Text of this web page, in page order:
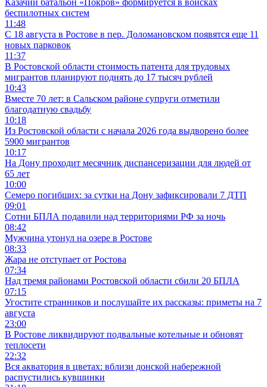
Казачий батальон «Покров» формируется в войсках
беспилотных систем
11:48
С 18 августа в Ростове в пер. Доломановском появятся еще 11
новых парковок
11:37
В Ростовской области стоимость патента для трудовых
мигрантов планируют поднять до 17 тысяч рублей
10:43
Вместе 70 лет: в Сальском районе супруги отметили
благодатную свадьбу
10:18
Из Ростовской области с начала 2026 года выдворено более
5900 мигрантов
10:17
На Дону проходит месячник диспансеризации для людей от
65 лет
10:00
Семеро погибших: за сутки на Дону зафиксировали 7 ДТП
09:01
Сотни БПЛА подавили над территориями РФ за ночь
08:42
Мужчина утонул на озере в Ростове
08:33
Жара не отступает от Ростова
07:34
Над тремя районами Ростовской области сбили 20 БПЛА
07:15
Угостите странников и послушайте их рассказы: приметы на 7
августа
23:00
В Ростове ликвидируют подвальные котельные и обновят
теплосети
22:32
Вся акватория в цветах: вблизи донской набережной
распустились кувшинки